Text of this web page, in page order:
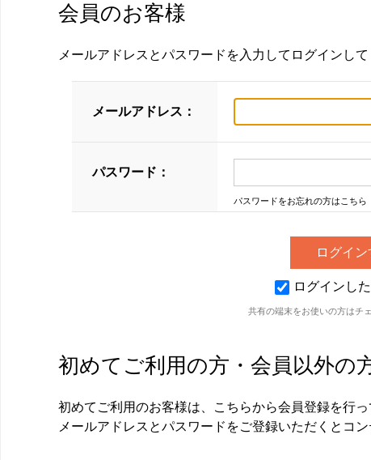
会員のお客様
メールアドレスとパスワードを入力してログインして
メールアドレス：
パスワード：
パスワードをお忘れの方はこちら
ログインし
共有の端末をお使いの方はチ
初めてご利用の方・会員以外の
初めてご利用のお客様は、こちらから会員登録を行っ
メールアドレスとパスワードをご登録いただくとコ